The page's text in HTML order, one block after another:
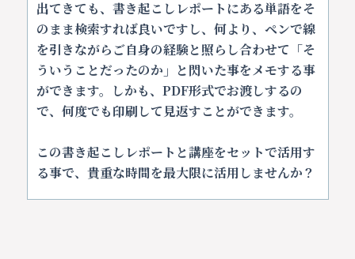
出てきても、書き起こしレポートにある単語をそ
のまま検索すれば良いですし、何より、ペンで線
を引きながらご自身の経験と照らし合わせて「そ
ういうことだったのか」と閃いた事をメモする事
ができます。しかも、PDF形式でお渡しするの
で、何度でも印刷して見返すことができます。
この書き起こしレポートと講座をセットで活用す
る事で、貴重な時間を最大限に活用しませんか？